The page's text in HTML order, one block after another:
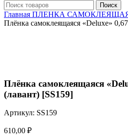
Поиск
Главная ПЛЕНКА
Плёнка самоклеящаяся «Deluxe»
Плёнка самоклеящаяся
(лавант) [SS159]
Артикул: SS159
610,00 ₽